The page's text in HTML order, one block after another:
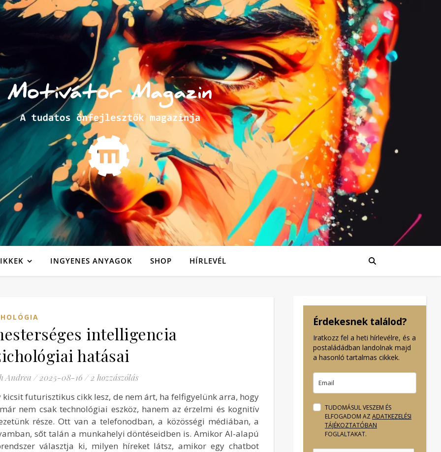
INGYENES ANYAGOK SHOP HÍRLEVÉL
intelligencia
hatásai
Andrea / 2025-08-16/ 2 hozzászólás
kicsit futurisztikus cikk lesz, de nem árt, ha felfigyelünk arra, hogy
nem csak technológiai eszköz, hanem az érzelmi és kognitív
része. Ott van a telefonodban, a közösségi médiában, a
sőt talán a munkahelyi döntéseidben is. Amikor AI-alapú
választja ki, milyen híreket látsz, amikor egy chatbot
Érdekesnek találod?
Iratkozz fel a heti hírlevélre, és a
postaládádban landolnak majd
a hasonló tartalmas cikkek.
TUDOMÁSUL VESZEM ÉS
ELFOGADOM AZ ADATKEZELÉSI
TÁJÉKOZTATÓBAN
FOGLALTAKAT.